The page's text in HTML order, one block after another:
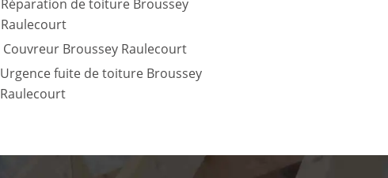
Réparation de toiture Broussey
Raulecourt
Couvreur Broussey Raulecourt
Urgence fuite de toiture Broussey
Raulecourt